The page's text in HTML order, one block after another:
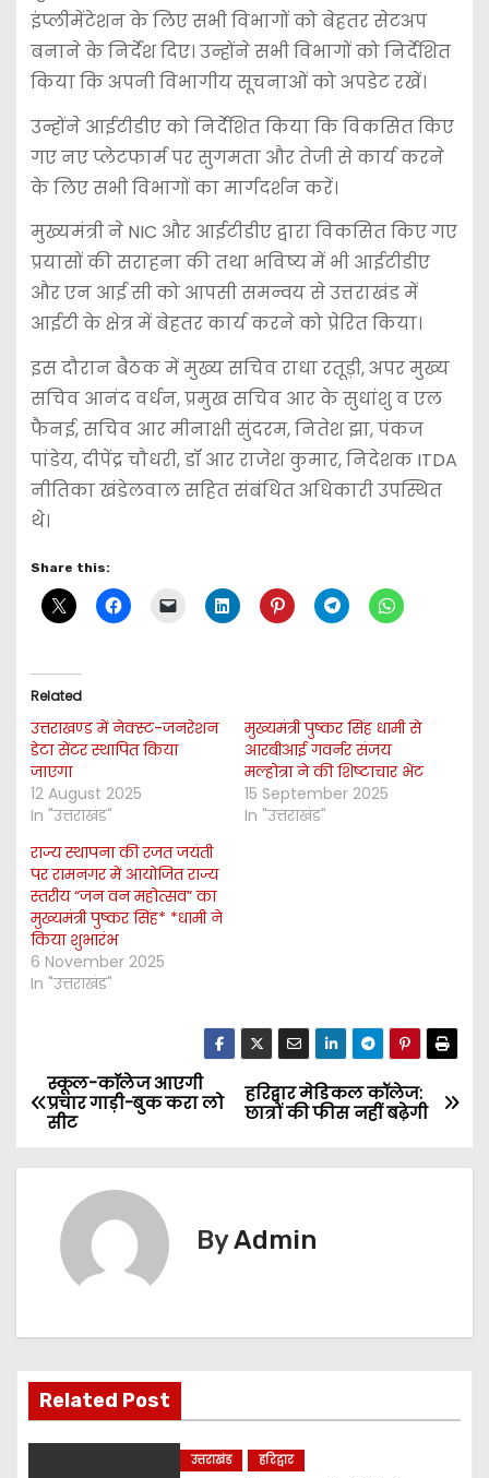
इंप्लीमेंटेशन के लिए सभी विभागों को बेहतर सेटअप
बनाने के निर्देश दिए। उन्होंने सभी विभागों को निर्देशित
किया कि अपनी विभागीय सूचनाओं को अपडेट रखें।
उन्होंने आईटीडीए को निर्देशित किया कि विकसित किए
गए नए प्लेटफार्म पर सुगमता और तेजी से कार्य करने
के लिए सभी विभागों का मार्गदर्शन करें।
मुख्यमंत्री ने NIC और आईटीडीए द्वारा विकसित किए गए
प्रयासों की सराहना की तथा भविष्य में भी आईटीडीए
और एन आई सी को आपसी समन्वय से उत्तराखंड में
आईटी के क्षेत्र में बेहतर कार्य करने को प्रेरित किया।
इस दौरान बैठक में मुख्य सचिव राधा रतूड़ी, अपर मुख्य
सचिव आनंद वर्धन, प्रमुख सचिव आर के सुधांशु व एल
फैनई, सचिव आर मीनाक्षी सुंदरम, नितेश झा, पंकज
पांडेय, दीपेंद्र चौधरी, डॉ आर राजेश कुमार, निदेशक ITDA
नीतिका खंडेलवाल सहित संबंधित अधिकारी उपस्थित
थे।
Share this:
Related
उत्तराखण्ड में नेक्स्ट-जनरेशन
डेटा सेंटर स्थापित किया
जाएगा
12 August 2025
In "उत्तराखंड"
मुख्यमंत्री पुष्कर सिंह धामी से
आरबीआई गवर्नर संजय
मल्होत्रा ने की शिष्टाचार भेंट
15 September 2025
In "उत्तराखंड"
राज्य स्थापना की रजत जयंती
पर रामनगर में आयोजित राज्य
स्तरीय “जन वन महोत्सव” का
मुख्यमंत्री पुष्कर सिंह* *धामी ने
किया शुभारंभ
6 November 2025
In "उत्तराखंड"
P
o
v
i
हरिद्वार मेडिकल कॉलेज:
छात्रों की फीस नहीं बढ़ेगी
स्कूल-काॅलेज आएगी
प्रचार गाड़ी-बुक करा लो
सीट
ByAdmin
Related Post
उत्तराखंड हरिद्वार